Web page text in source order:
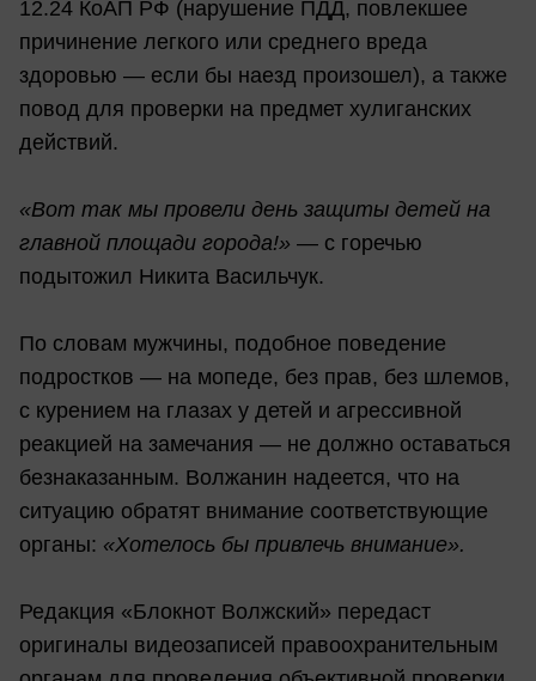
12.24 КоАП РФ (нарушение ПДД, повлекшее
причинение легкого или среднего вреда
здоровью — если бы наезд произошел), а также
повод для проверки на предмет хулиганских
действий.
«Вот так мы провели день защиты детей на
главной площади города!» — с горечью
подытожил Никита Васильчук.
По словам мужчины, подобное поведение
подростков — на мопеде, без прав, без шлемов,
с курением на глазах у детей и агрессивной
реакцией на замечания — не должно оставаться
безнаказанным. Волжанин надеется, что на
ситуацию обратят внимание соответствующие
органы: «Хотелось бы привлечь внимание».
Редакция «Блокнот Волжский» передаст
оригиналы видеозаписей правоохранительным